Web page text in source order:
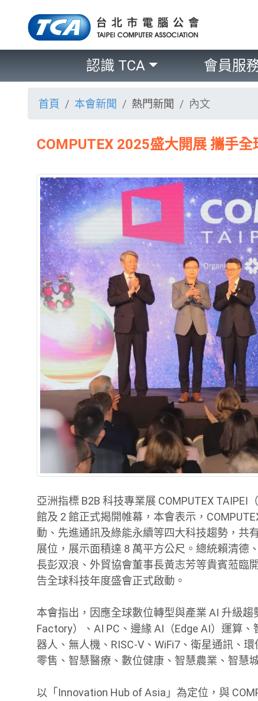
認識 TCA 會員服
首頁 本會新聞 熱門新聞 內文
COMPUTEX 2025盛大開展 攜手
亞洲指標 B2B 科技專業展 COMPUTEX
館及 2 館正式揭開帷幕，本會表示，
動、先進通訊及綠能永續等四大科技趨勢，共
展位，展示面積達 8 萬平方公尺。總統賴清德
長彭双浪、外貿協會董事長黃志芳等貴賓蒞臨
告全球科技年度盛會正式啟動。
本會指出，因應全球數位轉型與產業 AI 升級
Factory）、AI PC、邊緣 AI（Edge AI）運算
器人、無人機、RISC-V、WiFi7、衛星通訊、
零售、智慧醫療、數位健康、智慧農業、智慧
以「Innovation Hub of Asia」為定位，與